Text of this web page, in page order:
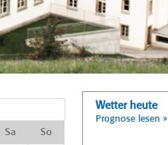
Sa So
Wetter heute
Prognose lesen »